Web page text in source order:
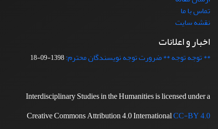
تماس با ما
نقشه سایت
اخبار و اعلانات
** توجه توجه ** ضرورت توجه نویسندگان محترم:1398-09-18
Interdisciplinary Studies in the Humanities is licensed under a
Creative Commons Attribution 4.0 InternationalCC-BY 4.0